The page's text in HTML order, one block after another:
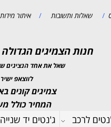
/ שאלות ותשובות / איתור מידות
חנות הצמיגים
שאל את אחד הנציגים
לווצאפ ישיר
צמיגים קונים
המחיר כולל
לרכב ג'נטים יד שנייה